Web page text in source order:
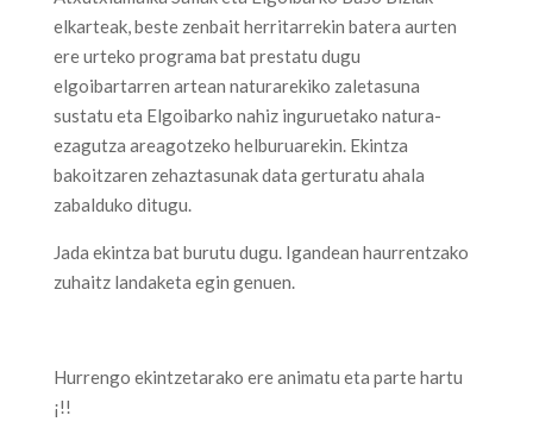
elkarteak, beste zenbait herritarrekin batera aurten
ere urteko programa bat prestatu dugu
elgoibartarren artean naturarekiko zaletasuna
sustatu eta Elgoibarko nahiz inguruetako natura-
ezagutza areagotzeko helburuarekin. Ekintza
bakoitzaren zehaztasunak data gerturatu ahala
zabalduko ditugu.
Jada ekintza bat burutu dugu. Igandean haurrentzako
zuhaitz landaketa egin genuen.
Hurrengo ekintzetarako ere animatu eta parte hartu
¡!!